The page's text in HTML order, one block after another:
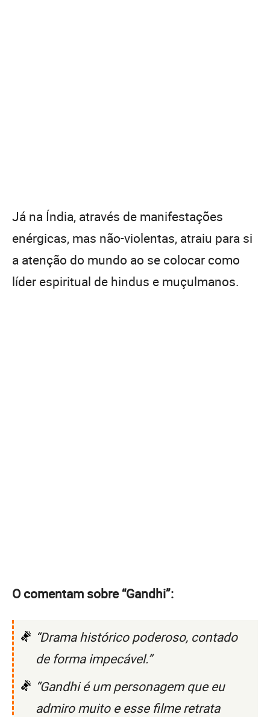
Já na Índia, através de manifestações
enérgicas, mas não-violentas, atraiu para si
a atenção do mundo ao se colocar como
líder espiritual de hindus e muçulmanos.
O comentam sobre “Gandhi”:
“Drama histórico poderoso, contado
de forma impecável.”
“Gandhi é um personagem que eu
admiro muito e esse filme retrata